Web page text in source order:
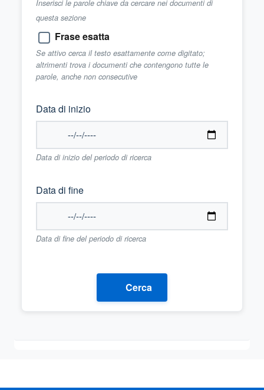
Inserisci le parole chiave da cercare nei documenti di
questa sezione
Frase esatta
Se attivo cerca il testo esattamente come digitato;
altrimenti trova i documenti che contengono tutte le
parole, anche non consecutive
Data di inizio
Data di inizio del periodo di ricerca
Data di fine
Data di fine del periodo di ricerca
Cerca